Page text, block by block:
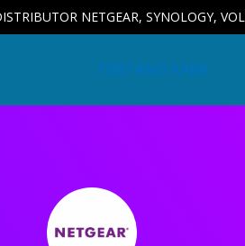
NETGEAR, SYNOLOGY,
TENTANG KAMI